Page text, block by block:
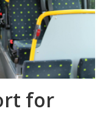
for